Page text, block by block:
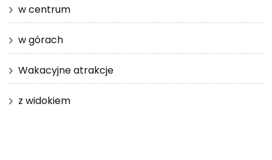
w centrum
w górach
Wakacyjne atrakcje
z widokiem